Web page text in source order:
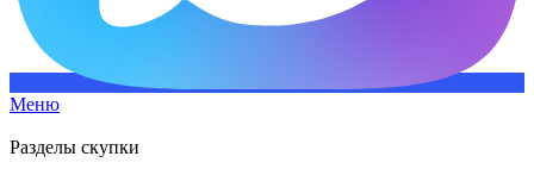
Меню
Разделы скупки